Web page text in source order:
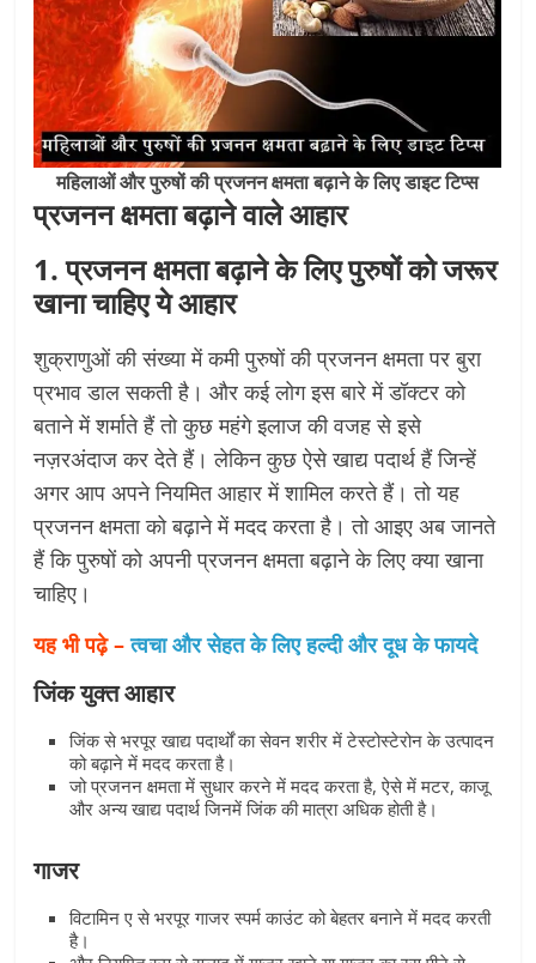
महिलाओं और पुरुषों की प्रजनन क्षमता बढ़ाने के लिए डाइट टिप्स
प्रजनन क्षमता बढ़ाने वाले आहार
1. प्रजनन क्षमता बढ़ाने के लिए पुरुषों को जरूर
खाना चाहिए ये आहार
शुक्राणुओं की संख्या में कमी पुरुषों की प्रजनन क्षमता पर बुरा
प्रभाव डाल सकती है। और कई लोग इस बारे में डॉक्टर को
बताने में शर्माते हैं तो कुछ महंगे इलाज की वजह से इसे
नज़रअंदाज कर देते हैं। लेकिन कुछ ऐसे खाद्य पदार्थ हैं जिन्हें
अगर आप अपने नियमित आहार में शामिल करते हैं। तो यह
प्रजनन क्षमता को बढ़ाने में मदद करता है। तो आइए अब जानते
हैं कि पुरुषों को अपनी प्रजनन क्षमता बढ़ाने के लिए क्या खाना
चाहिए।
यह भी पढ़े – त्वचा और सेहत के लिए हल्दी और दूध के फायदे
जिंक युक्त आहार
जिंक से भरपूर खाद्य पदार्थों का सेवन शरीर में टेस्टोस्टेरोन के उत्पादन
को बढ़ाने में मदद करता है।
जो प्रजनन क्षमता में सुधार करने में मदद करता है, ऐसे में मटर, काजू
और अन्य खाद्य पदार्थ जिनमें जिंक की मात्रा अधिक होती है।
गाजर
विटामिन ए से भरपूर गाजर स्पर्म काउंट को बेहतर बनाने में मदद करती
है।